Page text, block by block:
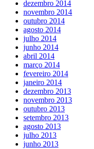
dezembro 2014
novembro 2014
outubro 2014
agosto 2014
julho 2014
junho 2014
abril 2014
março 2014
fevereiro 2014
janeiro 2014
dezembro 2013
novembro 2013
outubro 2013
setembro 2013
agosto 2013
julho 2013
junho 2013